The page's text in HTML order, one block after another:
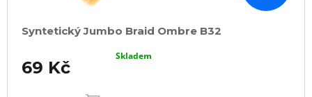
Syntetický Jumbo Braid Ombre B32
69 Kč
Skladem